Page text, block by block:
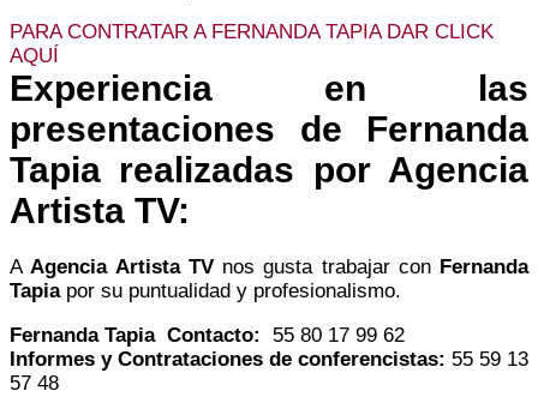
PARA CONTRATAR A FERNANDA TAPIA DAR CLICK
AQUÍ
Experiencia en las
presentaciones de Fernanda
Tapia realizadas por Agencia
Artista TV:
A Agencia Artista TVnos gusta trabajar con Fernanda
Tapiapor su puntualidad y profesionalismo.
Fernanda TapiaContacto:
55 80 17 99 62
Informes y Contrataciones de conferencistas: 55 59 13
57 48